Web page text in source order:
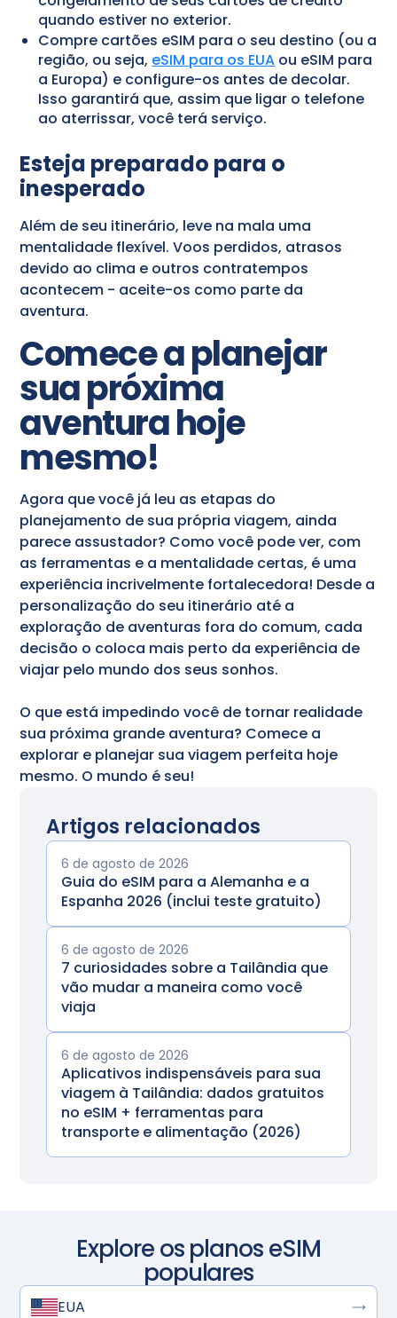
quando estiver no exterior.
Compre cartões eSIM para o seu destino (ou a
região, ou seja, eSIM para os EUA ou eSIM para
a Europa) e configure-os antes de decolar.
Isso garantirá que, assim que ligar o telefone
ao aterrissar, você terá serviço.
Esteja preparado para o
inesperado
Além de seu itinerário, leve na mala uma
mentalidade flexível. Voos perdidos, atrasos
devido ao clima e outros contratempos
acontecem - aceite-os como parte da
aventura.
Comece a planejar
sua próxima
aventura hoje
mesmo!
Agora que você já leu as etapas do
planejamento de sua própria viagem, ainda
parece assustador? Como você pode ver, com
as ferramentas e a mentalidade certas, é uma
experiência incrivelmente fortalecedora! Desde a
personalização do seu itinerário até a
exploração de aventuras fora do comum, cada
decisão o coloca mais perto da experiência de
viajar pelo mundo dos seus sonhos.
O que está impedindo você de tornar realidade
sua próxima grande aventura? Comece a
explorar e planejar sua viagem perfeita hoje
mesmo. O mundo é seu!
Artigos relacionados
6 de agosto de 2026
Guia do eSIM para a Alemanha e a
Espanha 2026 (inclui teste gratuito)
6 de agosto de 2026
7 curiosidades sobre a Tailândia que
vão mudar a maneira como você
viaja
6 de agosto de 2026
Aplicativos indispensáveis para sua
viagem à Tailândia: dados gratuitos
no eSIM + ferramentas para
transporte e alimentação (2026)
Explore os planos eSIM
populares
EUA